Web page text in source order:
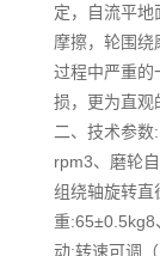
定，自流平
摩擦，轮围绕
过程中严重的
损，更为直观
二、技术参
rpm3、磨轮
组绕轴旋转直
重:65±0.5kg8
动:转速可调